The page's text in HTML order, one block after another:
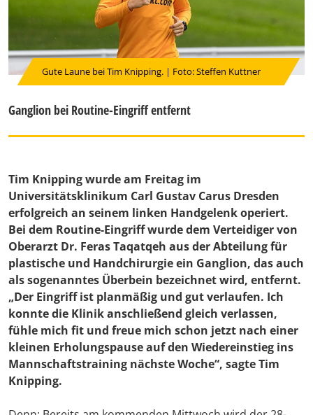
Gute Laune bei Tim Knipping. | Foto: Steffen Kuttner
Ganglion bei Routine-Eingriff entfernt
Tim Knipping wurde am Freitag im
Universitätsklinikum Carl Gustav Carus Dresden
erfolgreich an seinem linken Handgelenk operiert.
Bei dem Routine-Eingriff wurde dem Verteidiger von
Oberarzt Dr. Feras Taqatqeh aus der Abteilung für
plastische und Handchirurgie ein Ganglion, das auch
als sogenanntes Überbein bezeichnet wird, entfernt.
„Der Eingriff ist planmäßig und gut verlaufen. Ich
konnte die Klinik anschließend gleich verlassen,
fühle mich fit und freue mich schon jetzt nach einer
kleinen Erholungspause auf den Wiedereinstieg ins
Mannschaftstraining nächste Woche“, sagte Tim
Knipping.